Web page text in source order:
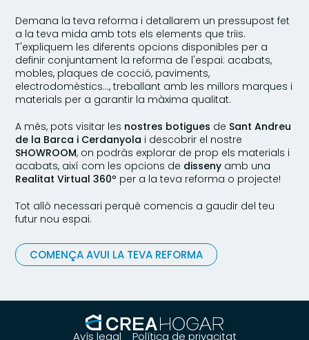
Demana la teva reforma i detallarem un pressupost fet
a la teva mida amb tots els elements que triïs.
T'expliquem les diferents opcions disponibles per a
definir conjuntament la reforma de l'espai: acabats,
mobles, plaques de cocció, paviments,
electrodomèstics…, treballant amb les millors marques i
materials per a garantir la màxima qualitat.
A més, pots visitar les nostres botigues de Sant Andreu
de la Barca i Cerdanyola i descobrir el nostre
SHOWROOM, on podràs explorar de prop els materials i
acabats, així com les opcions de disseny amb una
Realitat Virtual 360º per a la teva reforma o projecte!
Tot allò necessari perquè comencis a gaudir del teu
futur nou espai.
COMENÇA AVUI LA TEVA REFORMA
Avís legal Política de privacitat